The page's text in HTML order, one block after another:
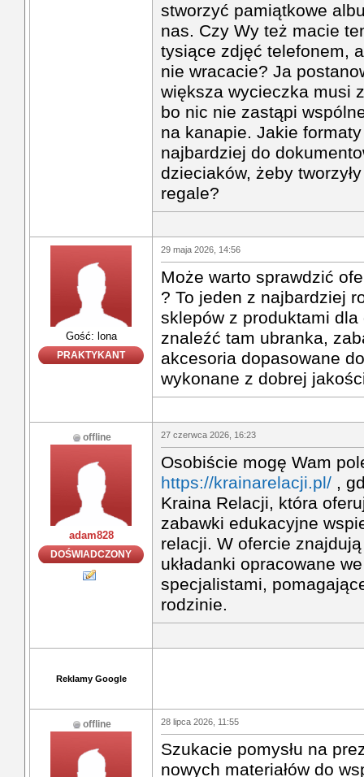
stworzyć pamiątkowe
nas. Czy Wy też macie
tysiące zdjęć telefonem,
nie wracacie? Ja
większa wycieczka musi
bo nic nie zastąpi
na kanapie. Jakie
najbardziej do
dzieciaków, żeby
regale?
Gość: lona
PRAKTYKANT
29 maja 2026, 14:56
Może warto sprawdzić
? To jeden z najbardziej
sklepów z produktami dla
znaleźć tam ubranka,
akcesoria dopasowane
wykonane z dobrej
offline
adam828
DOŚWIADCZONY
27 czerwca 2026, 16:23
Osobiście mogę Wam
https://krainarelacji.pl/ ,
Kraina Relacji, która
zabawki edukacyjne
relacji. W ofercie
układanki opracowane
specjalistami,
rodzinie.
Reklamy Google
offline 28 lipca 2026, 11:55
Szukacie pomysłu na
nowych materiałów do